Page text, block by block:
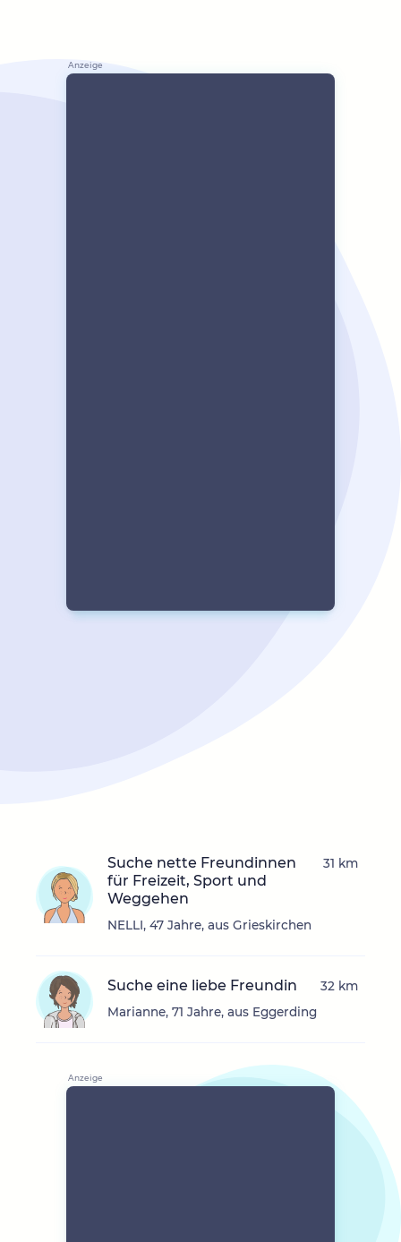
Suche nette Freundinnen
für Freizeit, Sport und
Weggehen
NELLI, 47 Jahre, aus Grieskirchen
31 km
Suche eine liebe Freundin
Marianne, 71 Jahre, aus Eggerding
32 km